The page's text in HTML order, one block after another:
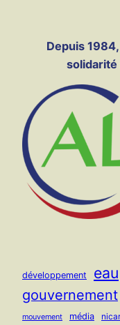
contenuDepuis
solidarité
développement eau
gouvernement
mouvement média